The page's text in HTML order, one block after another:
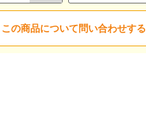
この商品について問い合わせする